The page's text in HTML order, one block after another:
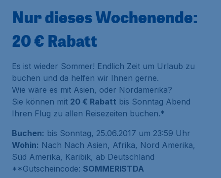
Nur dieses Wochenende:
20 € Rabatt
Es ist wieder Sommer! Endlich Zeit um Urlaub zu
buchen und da helfen wir Ihnen gerne.
Wie wäre es mit Asien, oder Nordamerika?
Sie können mit 20 € Rabatt bis Sonntag Abend
Ihren Flug zu allen Reisezeiten buchen.*
Buchen: bis Sonntag, 25.06.2017 um 23:59 Uhr
Wohin: Nach Nach Asien, Afrika, Nord Amerika,
Süd Amerika, Karibik, ab Deutschland
**Gutscheincode: SOMMERISTDA